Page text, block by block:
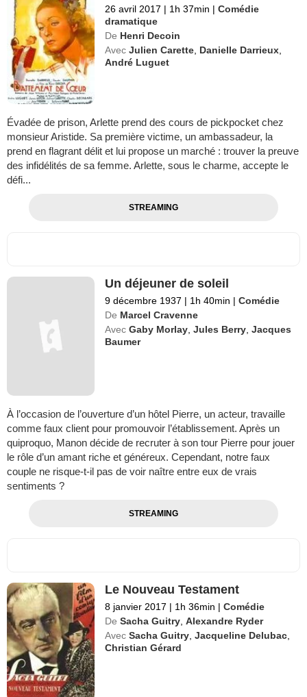
26 avril 2017 | 1h 37min | Comédie
dramatique
De Henri Decoin
Avec Julien Carette Danielle Darrieux
André Luguet
Évadée de prison, Arlette prend des cours de pickpocket chez
monsieur Aristide. Sa première victime, un ambassadeur, la
prend en flagrant délit et lui propose un marché : trouver la preuve
des infidélités de sa femme. Arlette, sous le charme, accepte le
défi...
STREAMING
Un déjeuner de soleil
9 décembre 1937 | 1h 40min | Comédie
De Marcel Cravenne
Avec Gaby Morlay,Jules Berry,Jacques
Baumer
À l’occasion de l’ouverture d’un hôtel Pierre, un acteur, travaille
comme faux client pour promouvoir l’établissement. Après un
quiproquo, Manon décide de recruter à son tour Pierre pour jouer
le rôle d’un amant riche et généreux. Cependant, notre faux
couple ne risque-t-il pas de voir naître entre eux de vrais
sentiments ?
STREAMING
Le Nouveau Testament
8 janvier 2017 | 1h 36min | Comédie
De Sacha Guitry,Alexandre Ryder
Avec Sacha Guitry,Jacqueline Delubac,
Christian Gérard